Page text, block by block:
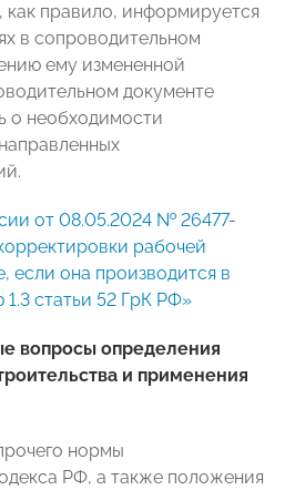
как правило, информируется
в сопроводительном
ему измененной
документе
о необходимости
от 08.05.2024 № 26477-
рабочей
если она производится в
1.3 статьи 52 ГрК РФ»
вопросы определения
и применения
нормы
РФ, а также положения